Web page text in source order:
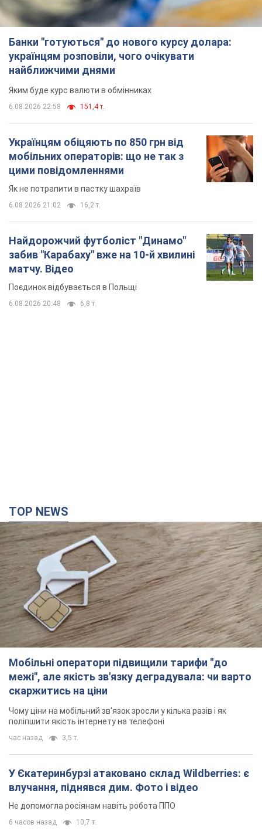
цими повідомленнями
Як не потрапити в пастку шахраїв
6.08.2026 21:02 16,2 т.
Найдорожчий футболіст "Динамо"
забив "Карабаху" вже на 10-й хвилині
матчу. Відео
Поєдинок відбувається в Польщі
6.08.2026 20:48 6,8 т.
межі", але якість зв'язку деградувала: чи варто
скаржитись на ціни
Чому ціни на мобільний зв'язок зросли у кілька разів і як
поліпшити якість інтернету на телефоні
час назад
У Єкатеринбурзі атаковано склад Wildberries: є
влучання, піднявся дим. Фото і відео
Не допомогла росіянам навіть робота ППО
6 часов назад 10,7 т.
"Чудовий батько": у мережі розповіли про
чоловіка, якого Росія убила ударом по
Броварах. Фото
Чоловіка згадують як професіонала своєї справи
4 часа назад 3,5 т.